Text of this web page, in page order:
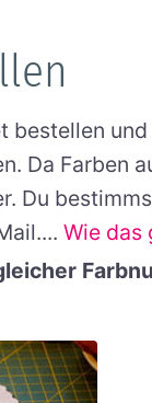
bestellen
Da Farben
Du
Wie das